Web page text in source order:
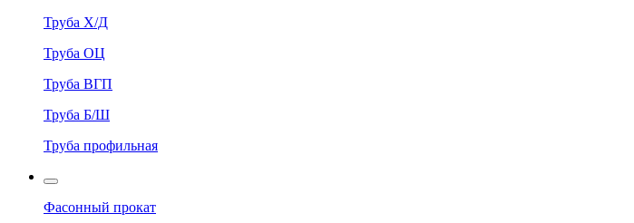
Труба Х/Д
Труба ОЦ
Труба ВГП
Труба Б/Ш
Труба профильная
Фасонный прокат